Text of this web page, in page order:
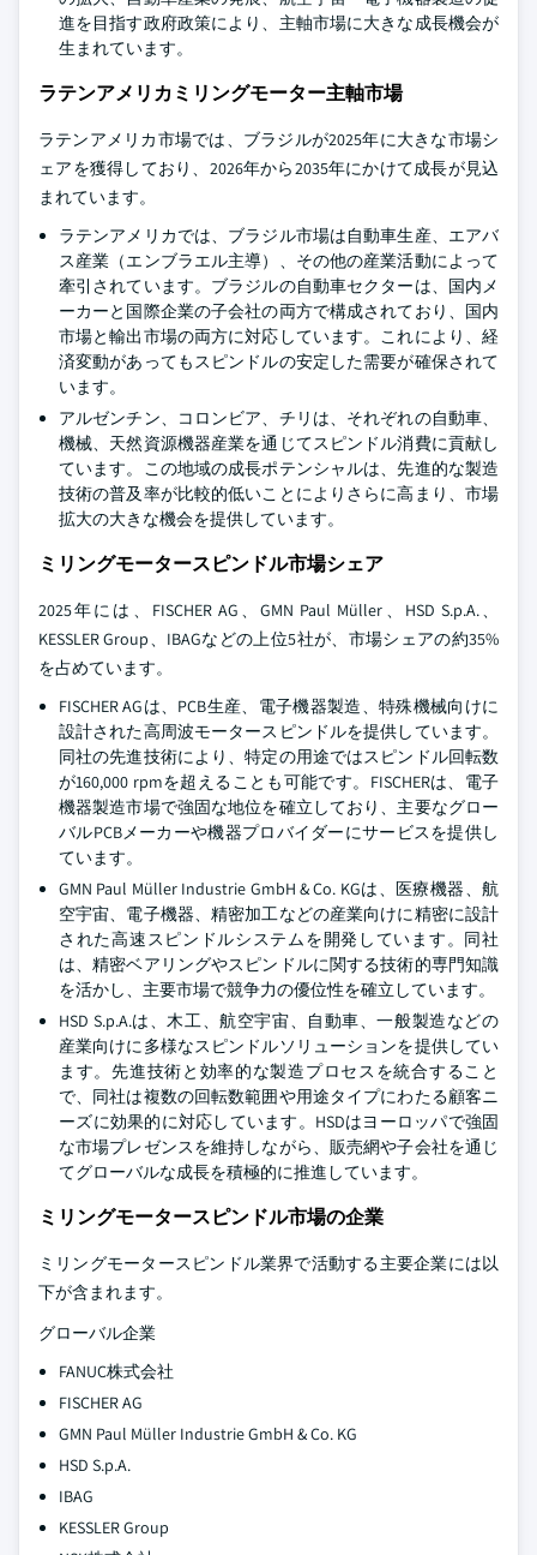
進を目指す政府政策により、主軸市場に大きな成長機会が
生まれています。
ラテンアメリカミリングモーター主軸市場
ラテンアメリカ市場では、ブラジルが2025年に大きな市場シ
ェアを獲得しており、2026年から2035年にかけて成長が見込
まれています。
ラテンアメリカでは、ブラジル市場は自動車生産、エアバ
ス産業（エンブラエル主導）、その他の産業活動によって
牽引されています。ブラジルの自動車セクターは、国内メ
ーカーと国際企業の子会社の両方で構成されており、国内
市場と輸出市場の両方に対応しています。これにより、経
済変動があってもスピンドルの安定した需要が確保されて
います。
アルゼンチン、コロンビア、チリは、それぞれの自動車、
機械、天然資源機器産業を通じてスピンドル消費に貢献し
ています。この地域の成長ポテンシャルは、先進的な製造
技術の普及率が比較的低いことによりさらに高まり、市場
拡大の大きな機会を提供しています。
ミリングモータースピンドル市場シェア
2025年には、FISCHER AG、GMN Paul Müller、HSD S.p.A.、
KESSLER Group、IBAGなどの上位5社が、市場シェアの約35%
を占めています。
FISCHER AGは、PCB生産、電子機器製造、特殊機械向けに
設計された高周波モータースピンドルを提供しています。
同社の先進技術により、特定の用途ではスピンドル回転数
が160,000 rpmを超えることも可能です。FISCHERは、電子
機器製造市場で強固な地位を確立しており、主要なグロー
バルPCBメーカーや機器プロバイダーにサービスを提供し
ています。
GMN Paul Müller Industrie GmbH & Co. KGは、医療機器、航
空宇宙、電子機器、精密加工などの産業向けに精密に設計
された高速スピンドルシステムを開発しています。同社
は、精密ベアリングやスピンドルに関する技術的専門知識
を活かし、主要市場で競争力の優位性を確立しています。
HSD S.p.A.は、木工、航空宇宙、自動車、一般製造などの
産業向けに多様なスピンドルソリューションを提供してい
ます。先進技術と効率的な製造プロセスを統合すること
で、同社は複数の回転数範囲や用途タイプにわたる顧客ニ
ーズに効果的に対応しています。HSDはヨーロッパで強固
な市場プレゼンスを維持しながら、販売網や子会社を通じ
てグローバルな成長を積極的に推進しています。
ミリングモータースピンドル市場の企業
ミリングモータースピンドル業界で活動する主要企業には以
下が含まれます。
グローバル企業
FANUC株式会社
FISCHER AG
GMN Paul Müller Industrie GmbH & Co. KG
HSD S.p.A.
IBAG
KESSLER Group